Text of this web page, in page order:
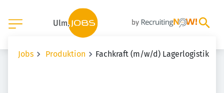
Jobs Produktion Fachkraft (m/w/d) Lagerlogistik